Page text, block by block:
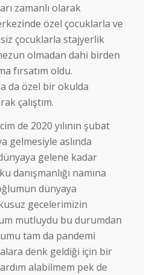
zamanlı olarak
özel çocuklarla ve
çocuklarla stajyerlik
olmadan dahi birden
fırsatım oldu.
da özel bir okulda
çalıştım.
de 2020 yılının şubat
gelmesiyle aslında
gelene kadar
danışmanlığı namına
dünyaya
gecelerimizin
mutluydu bu durumdan
tam da pandemi
denk geldiği için bir
alabilmem pek de